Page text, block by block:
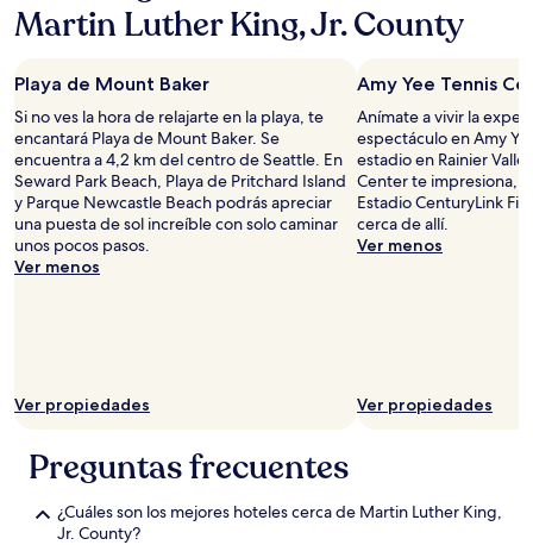
Martin Luther King, Jr. County
Playa de Mount Baker
Si no ves la hora de relajarte en la playa, te
encantará Playa de Mount Baker. Se
encuentra a 4,2 km del centro de Seattle. En
Seward Park Beach, Playa de Pritchard Island
y Parque Newcastle Beach podrás apreciar
una puesta de sol increíble con solo caminar
unos pocos pasos.
Ver menos
Ver propiedades
Amy Yee Tennis
Anímate a vivir la
espectáculo en Amy
estadio en Rainier
Center te impresiona,
Estadio CenturyLink
cerca de allí.
Ver menos
Ver propiedades
Preguntas frecuentes
¿Cuáles son los mejores hoteles cerca de Martin Luther King,
Jr. County?